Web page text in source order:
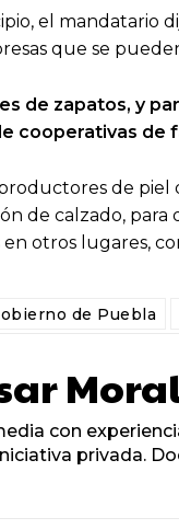
el mandatario
que se
de zapatos, y
cooperativas de
de piel
de calzado,
otros lugares,
de Puebla
con
privada.